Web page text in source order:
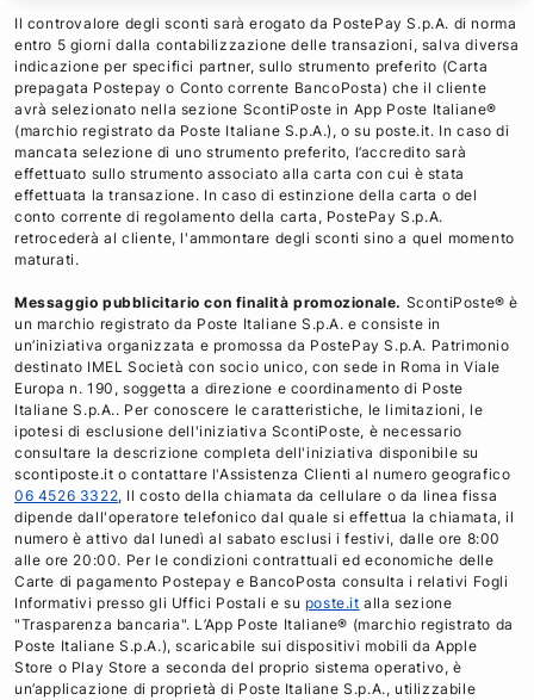
a
F
a
c
e
b
o
o
k
a
T
w
i
t
t
e
r
a
L
i
n
k
e
d
n
M
Il controvalore degli sconti sarà erogato da PostePay S.p.A. di norma
entro 5 giorni dalla contabilizzazione delle transazioni, salva diversa
indicazione per specifici partner, sullo strumento preferito (Carta
prepagata Postepay o Conto corrente BancoPosta) che il cliente
avrà selezionato nella sezione ScontiPoste in App Poste Italiane®
(marchio registrato da Poste Italiane S.p.A.), o su poste.it. In caso di
mancata selezione di uno strumento preferito, l’accredito sarà
effettuato sullo strumento associato alla carta con cui è stata
effettuata la transazione. In caso di estinzione della carta o del
conto corrente di regolamento della carta, PostePay S.p.A.
retrocederà al cliente, l'ammontare degli sconti sino a quel momento
maturati.
Messaggio pubblicitario con finalità promozionale. ScontiPoste® è
un marchio registrato da Poste Italiane S.p.A. e consiste in
un’iniziativa organizzata e promossa da PostePay S.p.A. Patrimonio
destinato IMEL Società con socio unico, con sede in Roma in Viale
Europa n. 190, soggetta a direzione e coordinamento di Poste
Italiane S.p.A.. Per conoscere le caratteristiche, le limitazioni, le
ipotesi di esclusione dell'iniziativa ScontiPoste, è necessario
consultare la descrizione completa dell'iniziativa disponibile su
scontiposte.it o contattare l'Assistenza Clienti al numero geografico
06 4526 3322, Il costo della chiamata da cellulare o da linea fissa
dipende dall'operatore telefonico dal quale si effettua la chiamata, il
numero è attivo dal lunedì al sabato esclusi i festivi, dalle ore 8:00
alle ore 20:00. Per le condizioni contrattuali ed economiche delle
Carte di pagamento Postepay e BancoPosta consulta i relativi Fogli
Informativi presso gli Uffici Postali e su poste.it alla sezione
"Trasparenza bancaria". L’App Poste Italiane® (marchio registrato da
Poste Italiane S.p.A.), scaricabile sui dispositivi mobili da Apple
Store o Play Store a seconda del proprio sistema operativo, è
un’applicazione di proprietà di Poste Italiane S.p.A., utilizzabile